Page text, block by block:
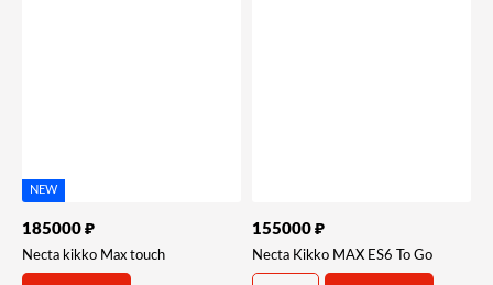
NEW
185000 ₽
Necta kikko Max touch
155000 ₽
Necta Kikko MAX ES6 To Go